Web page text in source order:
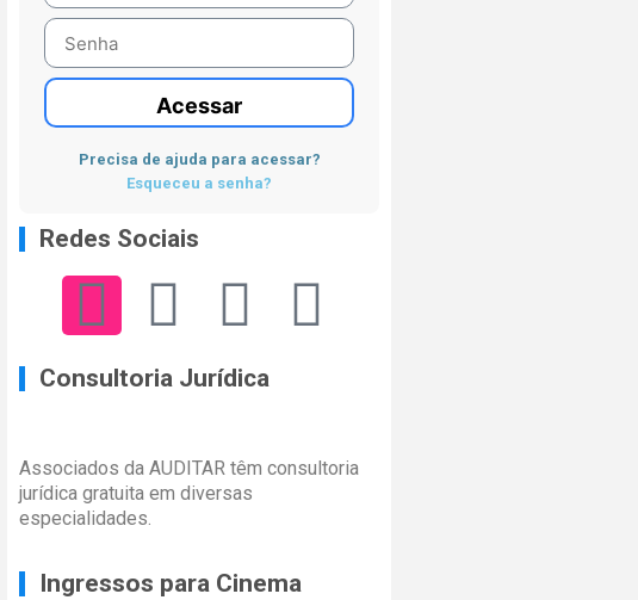
Acessar
Precisa de ajuda para acessar?
Esqueceu a senha?
Redes Sociais
Consultoria Jurídica
Associados da AUDITAR têm consultoria
jurídica gratuita em diversas
especialidades.
Ingressos para Cinema